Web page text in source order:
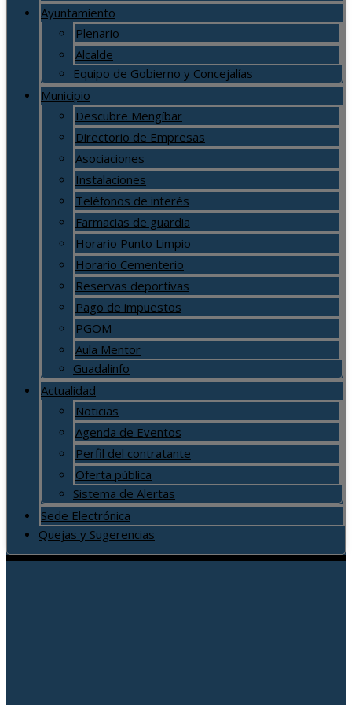
Ayuntamiento
Plenario
Alcalde
Equipo de Gobierno y Concejalías
Municipio
Descubre Mengíbar
Directorio de Empresas
Asociaciones
Instalaciones
Teléfonos de interés
Farmacias de guardia
Horario Punto Limpio
Horario Cementerio
Reservas deportivas
Pago de impuestos
PGOM
Aula Mentor
Guadalinfo
Actualidad
Noticias
Agenda de Eventos
Perfil del contratante
Oferta pública
Sistema de Alertas
Sede Electrónica
Quejas y Sugerencias